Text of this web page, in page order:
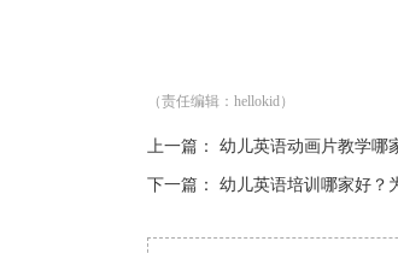
（责任编辑：hellokid）
上一篇： 幼儿英语动画片教学哪
下一篇： 幼儿英语培训哪家好？